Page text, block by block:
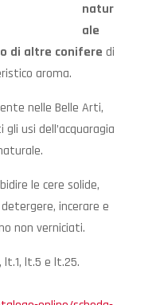
natur
ale
di altre conifere di
aroma.
nelle Belle Arti,
usi dell’acquaragia
le cere solide,
incerare e
non verniciati.
lt.5 e lt.25.